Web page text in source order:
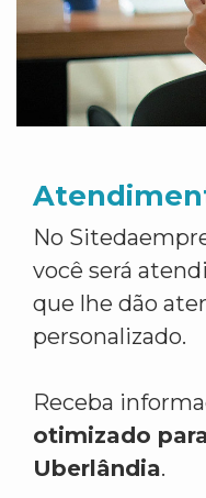
No
você será
que lhe dão
personalizado.
Receba
otimizado
Uberlândia.